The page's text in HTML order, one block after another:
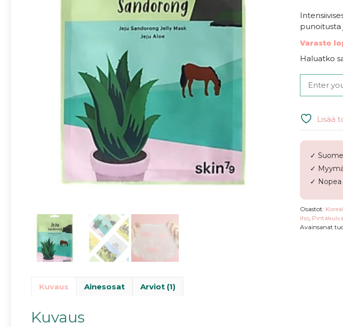
punoitusta
Varasto
Haluatko
Lisää
✓
✓
✓ Nopea
Osastot:
iho,
Avainsanat
Kuvaus Ainesosat Arviot (1)
Kuvaus